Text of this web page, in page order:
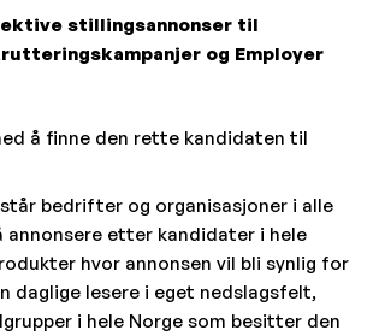
stillingsannonser til
og Employer
å finne den rette kandidaten til
bedrifter og organisasjoner i alle
annonsere etter kandidater i hele
hvor annonsen vil bli synlig for
daglige lesere i eget nedslagsfelt,
i hele Norge som besitter den